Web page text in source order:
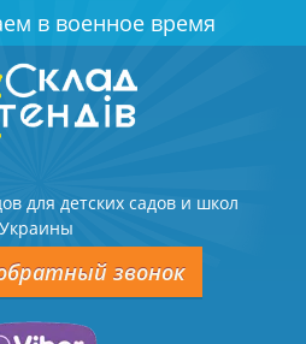
в военное время
для детских садов и школ
Украины
звонок